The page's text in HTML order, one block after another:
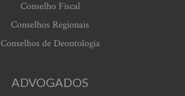
Conselho Fiscal
Conselhos Regionais
Conselhos de Deontologia
ADVOGADOS